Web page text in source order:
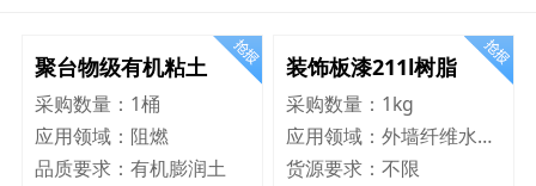
聚台物级有机粘土
采购数量： 1桶
应用领域： 阻燃
品质要求： 有机膨润土
装饰板漆211l树脂
采购数量： 1kg
应用领域：
外墙纤维水泥板
货源要求：不限